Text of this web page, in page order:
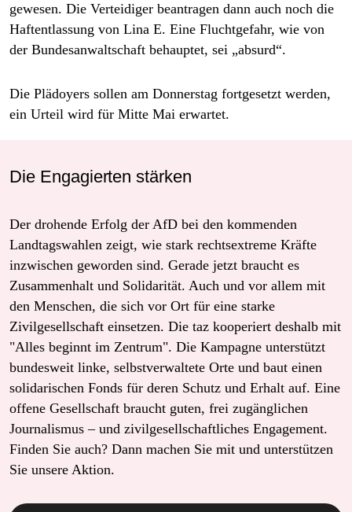
gewesen. Die Verteidiger beantragen dann auch noch die
Haftentlassung von Lina E. Eine Fluchtgefahr, wie von
der Bundesanwaltschaft behauptet, sei „absurd“.
Die Plädoyers sollen am Donnerstag fortgesetzt werden,
ein Urteil wird für Mitte Mai erwartet.
Die Engagierten stärken
Der drohende Erfolg der AfD bei den kommenden
Landtagswahlen zeigt, wie stark rechtsextreme Kräfte
inzwischen geworden sind. Gerade jetzt braucht es
Zusammenhalt und Solidarität. Auch und vor allem mit
den Menschen, die sich vor Ort für eine starke
Zivilgesellschaft einsetzen. Die taz kooperiert deshalb mit
"Alles beginnt im Zentrum". Die Kampagne unterstützt
bundesweit linke, selbstverwaltete Orte und baut einen
solidarischen Fonds für deren Schutz und Erhalt auf. Eine
offene Gesellschaft braucht guten, frei zugänglichen
Journalismus – und zivilgesellschaftliches Engagement.
Finden Sie auch? Dann machen Sie mit und unterstützen
Sie unsere Aktion.